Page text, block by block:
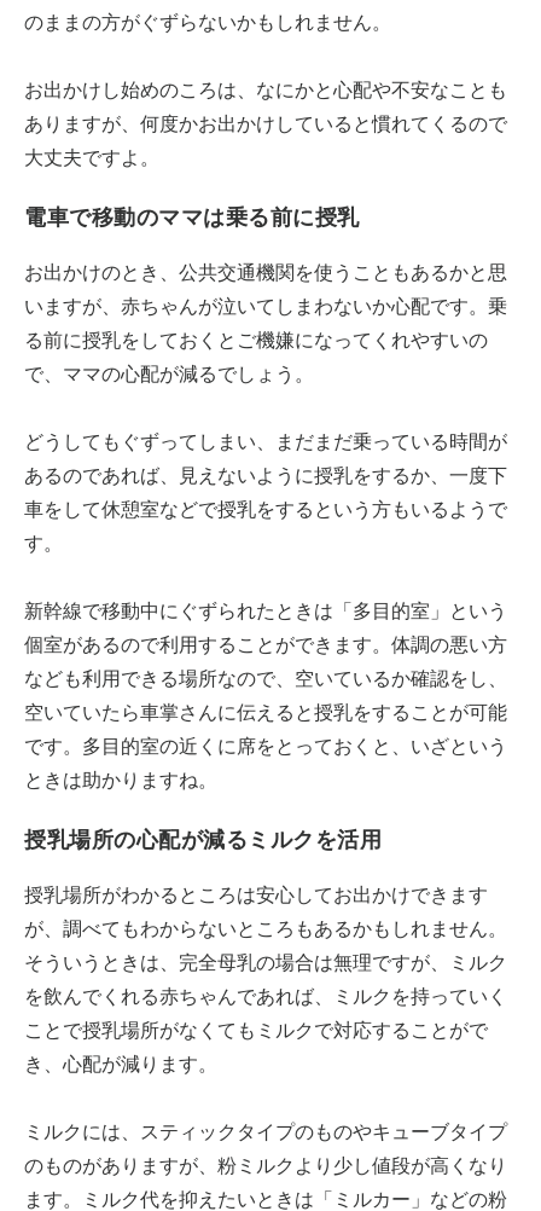
のままの方がぐずらないかもしれません。
お出かけし始めのころは、なにかと心配や不安なことも
ありますが、何度かお出かけしていると慣れてくるので
大丈夫ですよ。
電車で移動のママは乗る前に授乳
お出かけのとき、公共交通機関を使うこともあるかと思
いますが、赤ちゃんが泣いてしまわないか心配です。乗
る前に授乳をしておくとご機嫌になってくれやすいの
で、ママの心配が減るでしょう。
どうしてもぐずってしまい、まだまだ乗っている時間が
あるのであれば、見えないように授乳をするか、一度下
車をして休憩室などで授乳をするという方もいるようで
す。
新幹線で移動中にぐずられたときは「多目的室」という
個室があるので利用することができます。体調の悪い方
なども利用できる場所なので、空いているか確認をし、
空いていたら車掌さんに伝えると授乳をすることが可能
です。多目的室の近くに席をとっておくと、いざという
ときは助かりますね。
授乳場所の心配が減るミルクを活用
授乳場所がわかるところは安心してお出かけできます
が、調べてもわからないところもあるかもしれません。
そういうときは、完全母乳の場合は無理ですが、ミルク
を飲んでくれる赤ちゃんであれば、ミルクを持っていく
ことで授乳場所がなくてもミルクで対応することがで
き、心配が減ります。
ミルクには、スティックタイプのものやキューブタイプ
のものがありますが、粉ミルクより少し値段が高くなり
ます。ミルク代を抑えたいときは「ミルカー」などの粉